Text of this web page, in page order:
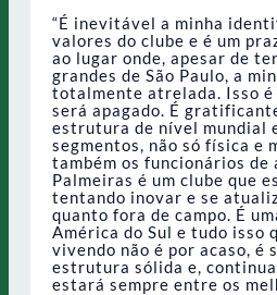
“É inevitável a minha
valores do clube e é um
ao lugar onde, apesar de
grandes de São Paulo, a
totalmente atrelada. Isso é
será apagado. É
estrutura de nível mundial
segmentos, não só física e
também os funcionários de
Palmeiras é um clube que
tentando inovar e se
quanto fora de campo. É
América do Sul e tudo isso
vivendo não é por acaso, é
estrutura sólida e,
estará sempre entre os